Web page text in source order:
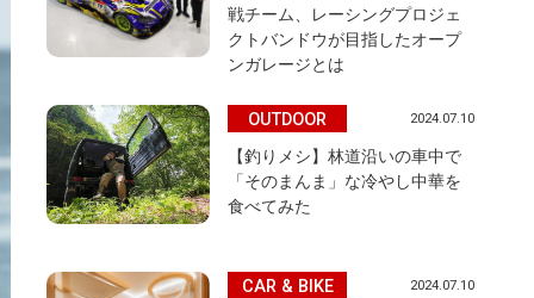
戦チーム、レーシングプロジェ
クトバンドウが目指したオープ
ンガレージとは
OUTDOOR 2024.07.10
【釣りメシ】林道沿いの車中で
「そのまんま」な冷やし中華を
食べてみた
CAR & BIKE 2024.07.10